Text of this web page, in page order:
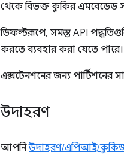
থেকে বিভক্ত কুকির এমবেডেড
ডিফল্টরূপে, সমস্ত API
করতে ব্যবহার করা যেতে পারে।
এক্সটেনশনের জন্য পার্টিশনের
উদাহরণ
আপনিউদাহরণ/এপিআই/